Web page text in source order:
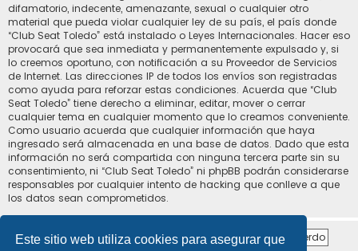
Este sitio web utiliza cookies para asegurar que
difamatorio, indecente, amenazante, sexual o cualquier otro
material que pueda violar cualquier ley de su país, el país donde
“Club Seat Toledo” está instalado o Leyes Internacionales. Hacer eso
provocará que sea inmediata y permanentemente expulsado y, si
lo creemos oportuno, con notificación a su Proveedor de Servicios
de Internet. Las direcciones IP de todos los envíos son registradas
como ayuda para reforzar estas condiciones. Acuerda que “Club
Seat Toledo” tiene derecho a eliminar, editar, mover o cerrar
cualquier tema en cualquier momento que lo creamos conveniente.
Como usuario acuerda que cualquier información que haya
ingresado será almacenada en una base de datos. Dado que esta
información no será compartida con ninguna tercera parte sin su
consentimiento, ni “Club Seat Toledo” ni phpBB podrán considerarse
responsables por cualquier intento de hacking que conlleve a que
los datos sean comprometidos.